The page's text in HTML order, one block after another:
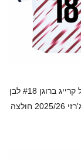
ילדים מקסוול קרייג ברוגן #18 לבן
אדום הרחק ג'רזי 2025/26 חולצה